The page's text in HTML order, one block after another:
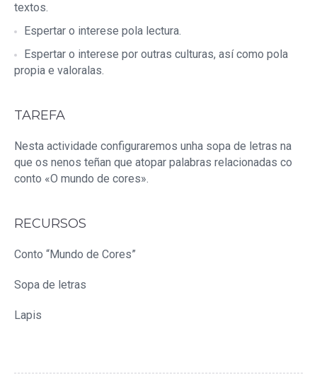
textos.
Espertar o interese pola lectura.
Espertar o interese por outras culturas, así como pola
propia e valoralas.
TAREFA
Nesta actividade configuraremos unha sopa de letras na
que os nenos teñan que atopar palabras relacionadas co
conto «O mundo de cores».
RECURSOS
Conto “Mundo de Cores”
Sopa de letras
Lapis